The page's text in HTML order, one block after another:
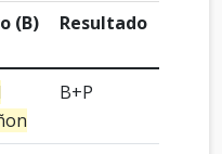
(B) Resultado
B+P